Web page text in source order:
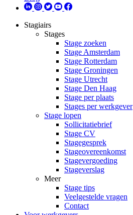
Stagiairs
Stages
Stage zoeken
Stage Amsterdam
Stage Rotterdam
Stage Groningen
Stage Utrecht
Stage Den Haag
Stage per plaats
Stages per werkgever
Stage lopen
Sollicitatiebrief
Stage CV
Stagegesprek
Stageovereenkomst
Stagevergoeding
Stageverslag
Meer
Stage tips
Veelgestelde vragen
Contact